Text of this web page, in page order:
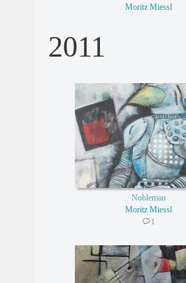
Moritz Miessl
2011
Nobleman
Moritz Miessl
1